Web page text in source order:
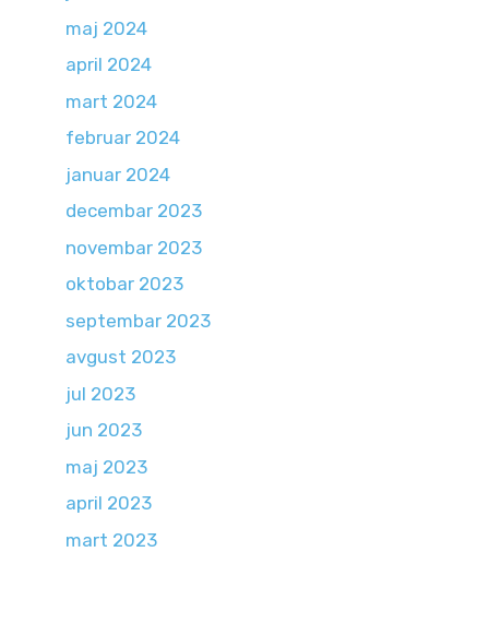
maj 2024
april 2024
mart 2024
februar 2024
januar 2024
decembar 2023
novembar 2023
oktobar 2023
septembar 2023
avgust 2023
jul 2023
jun 2023
maj 2023
april 2023
mart 2023